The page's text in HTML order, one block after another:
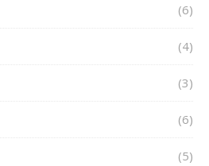
(6)
(4)
(3)
(6)
(5)